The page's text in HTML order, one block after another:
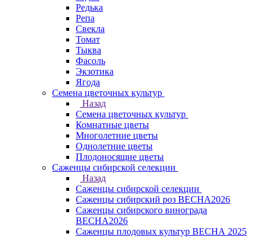
Редька
Репа
Свекла
Томат
Тыква
Фасоль
Экзотика
Ягода
Семена цветочных культур
Назад
Семена цветочных культур
Комнатные цветы
Многолетние цветы
Однолетние цветы
Плодоносящие цветы
Саженцы сибирской селекции
Назад
Саженцы сибирской селекции
Саженцы сибирский роз ВЕСНА2026
Саженцы сибирского винограда
ВЕСНА2026
Саженцы плодовых культур ВЕСНА 2025